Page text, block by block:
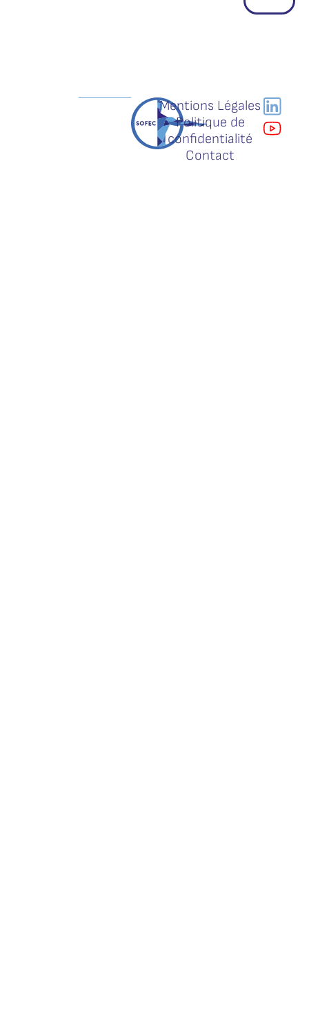
Mentions Légales
Politique de
confidentialité
Contact